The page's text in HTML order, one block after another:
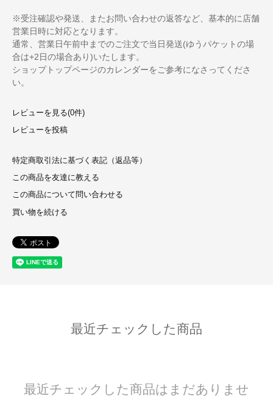
※受注確認や発送、またお問い合わせの返答など、基本的に店舗
営業日時に対応となります。
通常、営業日午前中までのご注文で当日発送(ゆうパケットの場
合は+2日の場合あり)いたします。
ショップトップページのカレンダーをご参考になさってくださ
い。
レビューを見る(0件)
レビューを投稿
特定商取引法に基づく表記（返品等）
この商品を友達に教える
この商品について問い合わせる
買い物を続ける
最近チェックした商品
最近チェックした商品はまだありませ